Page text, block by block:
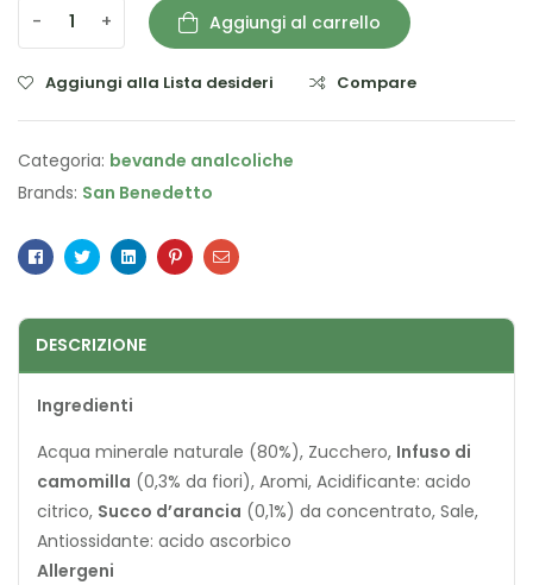
- + Aggiungi al carrello
Aggiungi alla Lista desideri Compare
Categoria: bevande analcoliche
Brands: San Benedetto
Facebook
TwitterLinkedinPinterestEmail
DESCRIZIONE
Ingredienti
Acqua minerale naturale (80%), Zucchero, Infuso di
camomilla (0,3% da fiori), Aromi, Acidificante: acido
citrico, Succo d’arancia (0,1%) da concentrato, Sale,
Antiossidante: acido ascorbico
Allergeni